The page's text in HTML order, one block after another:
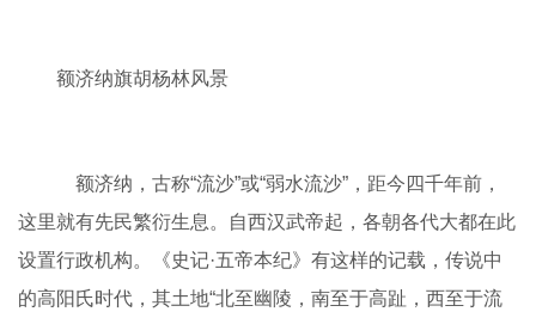
额济纳旗胡杨林风景
额济纳，古称“流沙”或“弱水流沙”，距今四千年前，
这里就有先民繁衍生息。自西汉武帝起，各朝各代大都在此
设置行政机构。《史记·五帝本纪》有这样的记载，传说中
的高阳氏时代，其土地“北至幽陵，南至于高趾，西至于流